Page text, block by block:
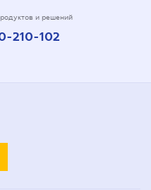
и решений
210-102